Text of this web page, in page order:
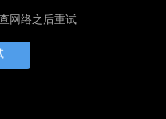
网络之后重试